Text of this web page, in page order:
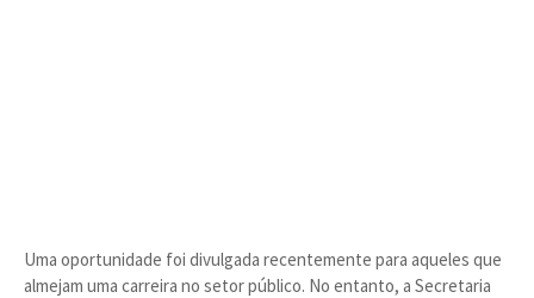
Uma oportunidade foi divulgada recentemente para aqueles que
almejam uma carreira no setor público. No entanto, a Secretaria